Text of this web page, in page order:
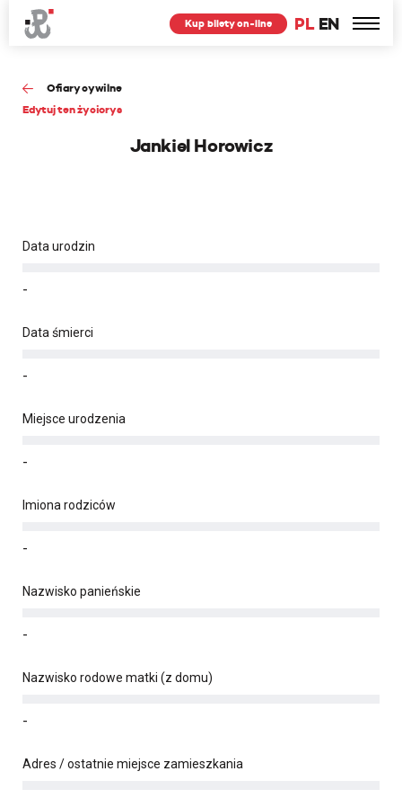
PL EN
Kup bilety on-line
Ofiary cywilne
Edytuj ten życiorys
Jankiel Horowicz
Data urodzin
-
Data śmierci
-
Miejsce urodzenia
-
Imiona rodziców
-
Nazwisko panieńskie
-
Nazwisko rodowe matki (z domu)
-
Adres / ostatnie miejsce zamieszkania